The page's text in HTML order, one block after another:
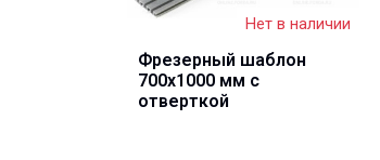
Нет в наличии
Фрезерный шаблон
700х1000 мм с
отверткой